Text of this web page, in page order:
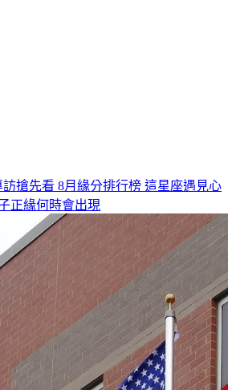
搶先看 8月緣分排行榜 這星座遇見心
正緣何時會出現